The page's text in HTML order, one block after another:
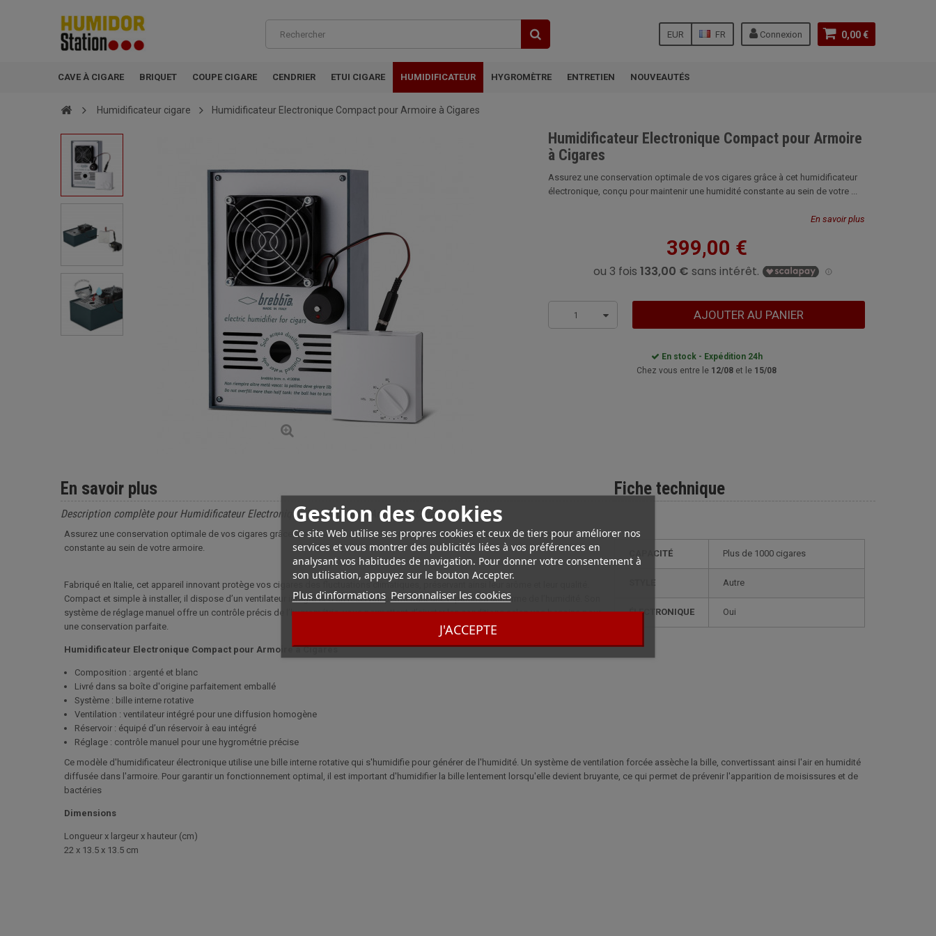
0,00 €
Connexion
FR
EUR
CAVE À CIGARE BRIQUET COUPE CIGARE CENDRIER ETUI CIGARE HUMIDIFICATEUR HYGROMÈTRE ENTRETIEN NOUVEAUTÉS
Gestion des Cookies
Ce site Web utilise ses propres cookies et ceux de tiers pour améliorer nos
services et vous montrer des publicités liées à vos préférences en
analysant vos habitudes de navigation. Pour donner votre consentement à
son utilisation, appuyez sur le bouton Accepter.
Plus d'informations Personnaliser les cookies
J'ACCEPTE
Humidificateur cigare Humidificateur Electronique Compact pour Armoire à Cigares
Humidificateur Electronique Compact pour Armoire
à Cigares
Assurez une conservation optimale de vos cigares grâce à cet humidificateur
électronique, conçu pour maintenir une humidité constante au sein de votre ...
En savoir plus
399,00 €
1 AJOUTER AU PANIER
En stock - Expédition 24h
Chez vous entre le 12/08 et le 15/08
Fiche technique
CAPACITÉ plus de 1000 cigares
STYLE autre
ÉLECTRONIQUE oui
En savoir plus
Description complète pour Humidificateur Electronique Compact pour Armoire à Cigares
Assurez une conservation optimale de vos cigares grâce à cet humidificateur électronique, conçu pour maintenir une humidité
constante au sein de votre armoire.
Fabriqué en Italie, cet appareil innovant protège vos cigares des fluctuations climatiques, préservant ainsi leur arôme et leur qualité.
Compact et simple à installer, il dispose d’un ventilateur intégré et d’un réservoir permettant une répartition uniforme de l’humidité. Son
système de réglage manuel offre un contrôle précis de l’hygrométrie, vous permettant d’ajuster les conditions selon vos besoins pour
une conservation parfaite.
Humidificateur Electronique Compact pour Armoire à Cigares
Composition : argenté et blanc
Livré dans sa boîte d'origine parfaitement emballé
Système : bille interne rotative
Ventilation : ventilateur intégré pour une diffusion homogène
Réservoir : équipé d’un réservoir à eau intégré
Réglage : contrôle manuel pour une hygrométrie précise
Ce modèle d'humidificateur électronique utilise une bille interne rotative qui s'humidifie pour générer de l'humidité. Un système de ventilation forcée assèche la bille, convertissant ainsi l'air en humidité
diffusée dans l'armoire. Pour garantir un fonctionnement optimal, il est important d'humidifier la bille lentement lorsqu'elle devient bruyante, ce qui permet de prévenir l'apparition de moisissures et de
bactéries
Dimensions
Longueur x largeur x hauteur (cm)
22 x 13.5 x 13.5 cm